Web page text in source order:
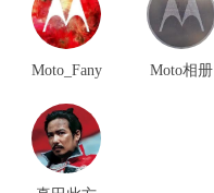
Moto_Fany Moto相册